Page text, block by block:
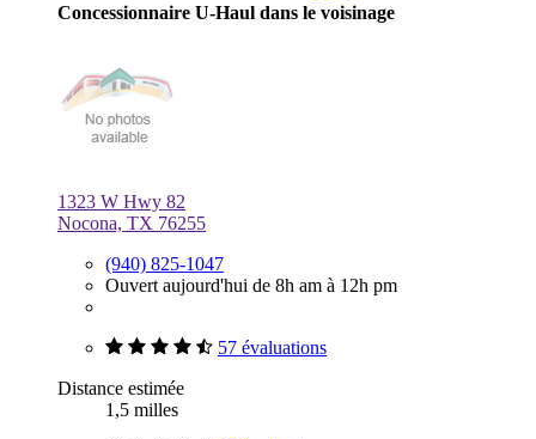
Concessionnaire U-Haul dans le voisinage
1323 W Hwy 82
Nocona, TX 76255
(940) 825-1047
Ouvert aujourd'hui de 8h am à 12h pm
57 évaluations
Distance estimée
1,5 milles